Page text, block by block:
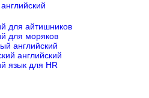
для айтишников
для моряков
английский
английский
язык для HR